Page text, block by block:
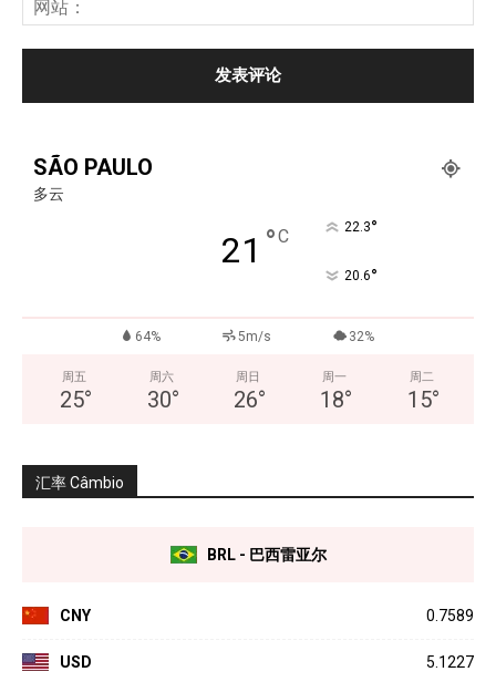
SÃO PAULO
多云
21 °C 22.3°
20.6°
64% 5m/s 32%
周五
25°
周六
30°
周日
26°
周一
18°
周二
15°
汇率 Câmbio
BRL - 巴西雷亚尔
CNY 0.7589
USD 5.1227